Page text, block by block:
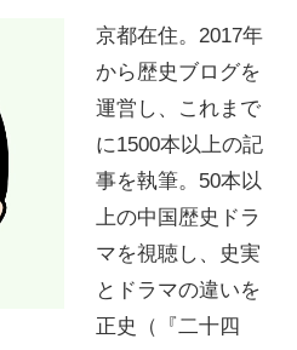
京都在住。2017年
から歴史ブログを
運営し、これまで
に1500本以上の記
事を執筆。50本以
上の中国歴史ドラ
マを視聴し、史実
とドラマの違いを
正史（『二十四